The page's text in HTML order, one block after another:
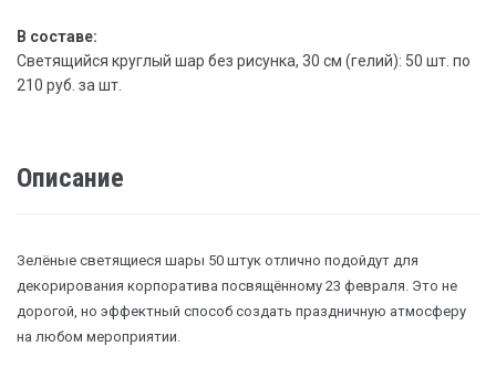
В составе:
Светящийся круглый шар без рисунка, 30 см (гелий): 50 шт. по
210 руб. за шт.
Описание
Зелёные светящиеся шары 50 штук отлично подойдут для
декорирования корпоратива посвящённому 23 февраля. Это не
дорогой, но эффектный способ создать праздничную атмосферу
на любом мероприятии.